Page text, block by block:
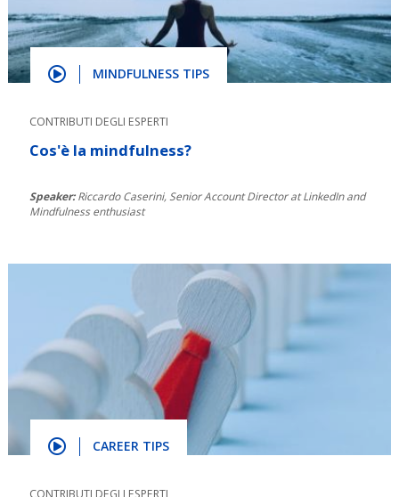
MINDFULNESS TIPS
CONTRIBUTI DEGLI ESPERTI
Cos'è la mindfulness?
Speaker: Riccardo Caserini, Senior Account Director at LinkedIn and
Mindfulness enthusiast
CAREER TIPS
CONTRIBUTI DEGLI ESPERTI